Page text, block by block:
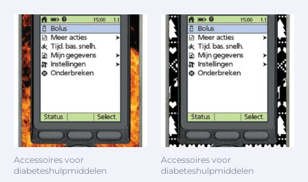
Accessoires voor
diabeteshulpmiddelen
Accessoires voor
diabeteshulpmiddelen